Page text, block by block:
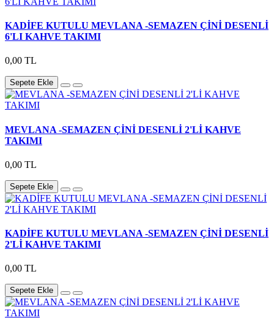
KADİFE KUTULU MEVLANA -SEMAZEN ÇİNİ DESENLİ
6'LI KAHVE TAKIMI
0,00 TL
Sepete Ekle
MEVLANA -SEMAZEN ÇİNİ DESENLİ 2'Lİ KAHVE
TAKIMI
0,00 TL
Sepete Ekle
KADİFE KUTULU MEVLANA -SEMAZEN ÇİNİ DESENLİ
2'Lİ KAHVE TAKIMI
0,00 TL
Sepete Ekle